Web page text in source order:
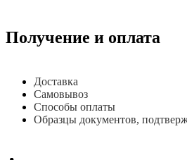
Получение и оплата
Доставка
Самовывоз
Способы оплаты
Образцы документов,